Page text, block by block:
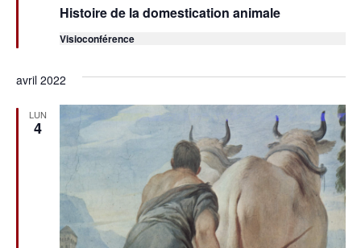
Histoire de la domestication animale
avant
Visioconférence
avril 2022
LUN
4